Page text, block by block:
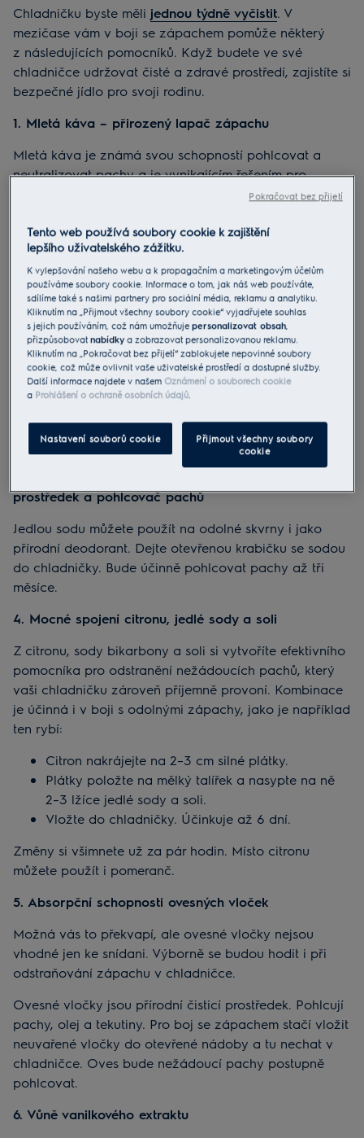
Chladničku byste měli jednou týdně vyčistit. V
mezičase vám v boji se zápachem pomůže některý
z následujících pomocníků. Když budete ve své
chladničce udržovat čisté a zdravé prostředí, zajistíte si
bezpečné jídlo pro svoji rodinu.
1. Mletá káva – přirozený lapač zápachu
Mletá káva je známá svou schopností pohlcovat a
neutralizovat pachy a je vynikajícím řešením pro
odstranění pachů z chladniček. Mletou kávu jednoduše
abyste pachy účinně odstranili.
Kávovou sedlinu můžete poté znovu použít jako
přírodní hnojivo pro domácí rostliny.
2. Technika použitých čajových sáčků
Použité čajové sáčky mohou být při odstraňování
zápachu z chladničky překvapivě účinné. Položte je v
malé misce do chladničky. Čajové lístky pohlcují a
vůni. Chcete-li prodloužit účinek, vyměňujte čajové
sáčky každých několik dní.
prostředek a pohlcovač pachů
Jedlou sodu můžete použít na odolné skvrny i jako
přírodní deodorant. Dejte otevřenou krabičku se sodou
do chladničky. Bude účinně pohlcovat pachy až tři
měsíce.
4. Mocné spojení citronu, jedlé sody a soli
Z citronu, sody bikarbony a soli si vytvoříte efektivního
pomocníka pro odstranění nežádoucích pachů, který
vaši chladničku zároveň příjemně provoní. Kombinace
je účinná i v boji s odolnými zápachy, jako je například
ten rybí:
Citron nakrájejte na 2–3 cm silné plátky.
Plátky položte na mělký talířek a nasypte na ně
2–3 lžíce jedlé sody a soli.
Vložte do chladničky. Účinkuje až 6 dní.
Změny si všimnete už za pár hodin. Místo citronu
můžete použít i pomeranč.
5. Absorpční schopnosti ovesných vloček
Možná vás to překvapí, ale ovesné vločky nejsou
vhodné jen ke snídani. Výborně se budou hodit i při
odstraňování zápachu v chladničce.
Ovesné vločky jsou přírodní čisticí prostředek. Pohlcují
pachy, olej a tekutiny. Pro boj se zápachem stačí vložit
neuvařené vločky do otevřené nádoby a tu nechat v
chladničce. Oves bude nežádoucí pachy postupně
pohlcovat.
6. Vůně vanilkového extraktu
Tento web používá soubory cookie k zajištění
lepšího uživatelského zážitku.
K vylepšování našeho webu a k propagačním a marketingovým účelům
používáme soubory cookie. Informace o tom, jak náš web používáte,
sdílíme také s našimi partnery pro sociální média, reklamu a analytiku.
Kliknutím na „Přijmout všechny soubory cookie“ vyjadřujete souhlas
s jejich používáním, což nám umožňujepersonalizovat obsah,
přizpůsobovatnabídky a zobrazovat personalizovanou reklamu.
Kliknutím na „Pokračovat bez přijetí“ zablokujete nepovinné soubory
cookie, což může ovlivnit vaše uživatelské prostředí a dostupné služby.
Další informace najdete v našem Oznámení o souborech cookie
a Prohlášení o ochraně osobních údajů.
Nastavení souborů cookie
Přijmout všechny soubory
cookie
Pokračovat bez přijetí